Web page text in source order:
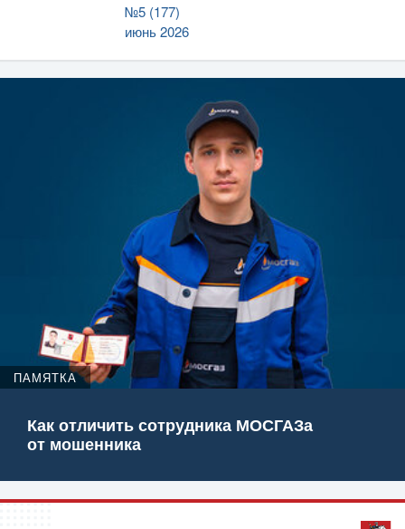
№5 (177)
июнь 2026
ПАМЯТКА
Как отличить сотрудника МОСГАЗа
от мошенника